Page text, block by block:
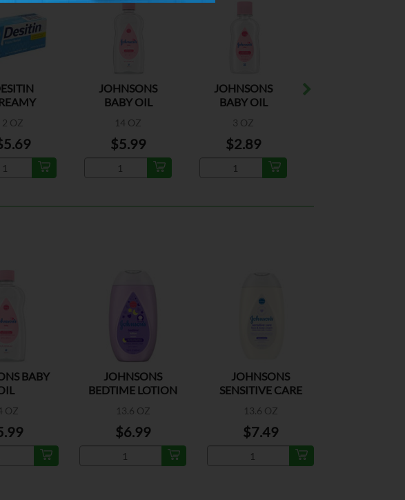
2 OZ
JOHNSONS
BABY OIL
14 OZ
$5.99
JOHNSONS
BABY OIL
3 OZ
$2.89
BABY
OZ
JOHNSONS
BEDTIME LOTION
13.6 OZ
$6.99
JOHNSONS
SENSITIVE CARE
13.6 OZ
$7.49